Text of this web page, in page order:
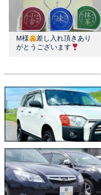
M様
差し入れ頂きあり
がとうございます